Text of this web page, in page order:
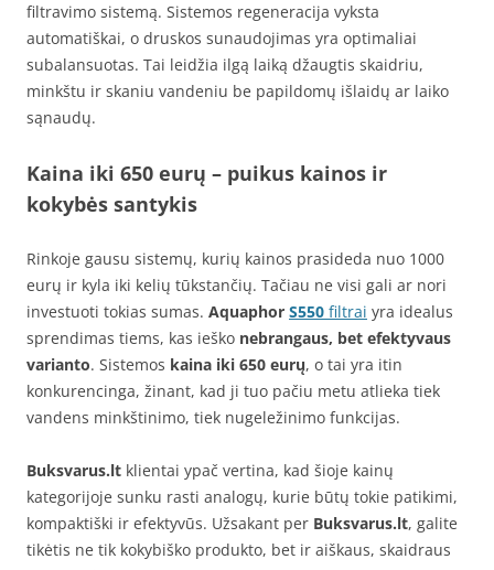
filtravimo sistemą. Sistemos regeneracija vyksta
automatiškai, o druskos sunaudojimas yra optimaliai
subalansuotas. Tai leidžia ilgą laiką džaugtis skaidriu,
minkštu ir skaniu vandeniu be papildomų išlaidų ar laiko
sąnaudų.
Kaina iki 650 eurų – puikus kainos ir
kokybės santykis
Rinkoje gausu sistemų, kurių kainos prasideda nuo 1000
eurų ir kyla iki kelių tūkstančių. Tačiau ne visi gali ar nori
investuoti tokias sumas. Aquaphor S550 filtrai yra idealus
sprendimas tiems, kas ieško nebrangaus, bet efektyvaus
varianto. Sistemos kaina iki 650 eurų, o tai yra itin
konkurencinga, žinant, kad ji tuo pačiu metu atlieka tiek
vandens minkštinimo, tiek nugeležinimo funkcijas.
Buksvarus.lt klientai ypač vertina, kad šioje kainų
kategorijoje sunku rasti analogų, kurie būtų tokie patikimi,
kompaktiški ir efektyvūs. Užsakant per Buksvarus.lt, galite
tikėtis ne tik kokybiško produkto, bet ir aiškaus, skaidraus